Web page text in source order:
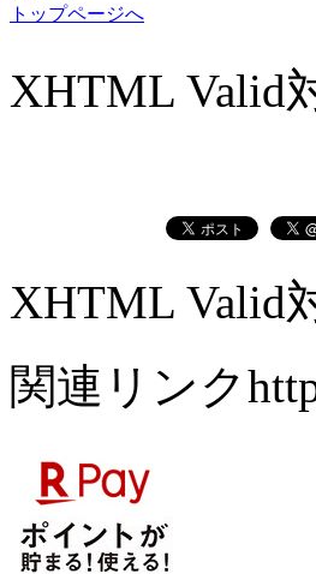
トップページへ
XHTML Valid
XHTML Valid
関連リンク